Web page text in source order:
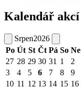
Kalendář akcí
Srpen2026
Po Út St Čt Pá So Ne
27 28 29 30 31 1
2
3
4 5 6 7 8
9
10 11 12 13 14 15 16